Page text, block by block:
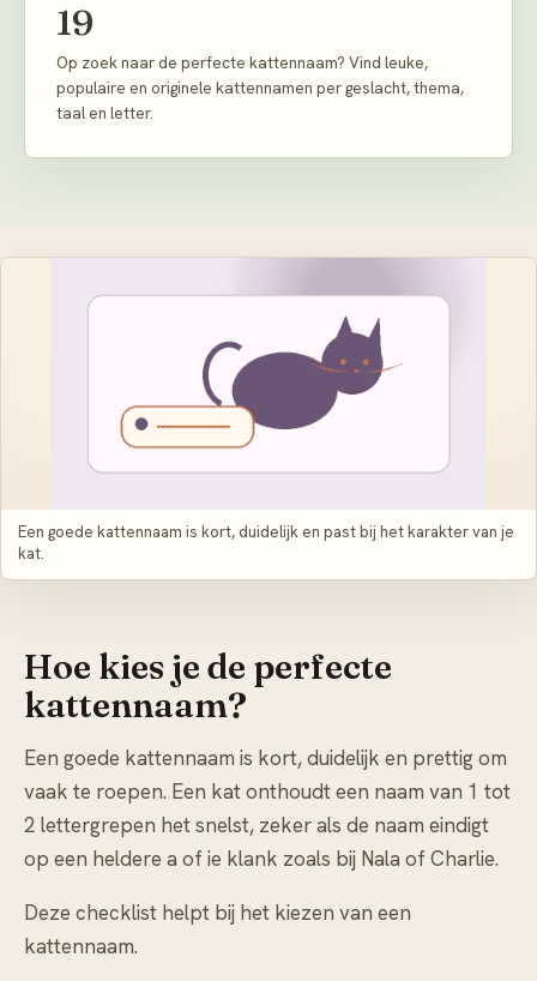
19
Op zoek naar de perfecte kattennaam? Vind leuke,
populaire en originele kattennamen per geslacht, thema,
taal en letter.
Een goede kattennaam is kort, duidelijk en past bij het karakter van je
kat.
Hoe kies je de perfecte
kattennaam?
Een goede kattennaam is kort, duidelijk en prettig om
vaak te roepen. Een kat onthoudt een naam van 1 tot
2 lettergrepen het snelst, zeker als de naam eindigt
op een heldere a of ie klank zoals bij Nala of Charlie.
Deze checklist helpt bij het kiezen van een
kattennaam.